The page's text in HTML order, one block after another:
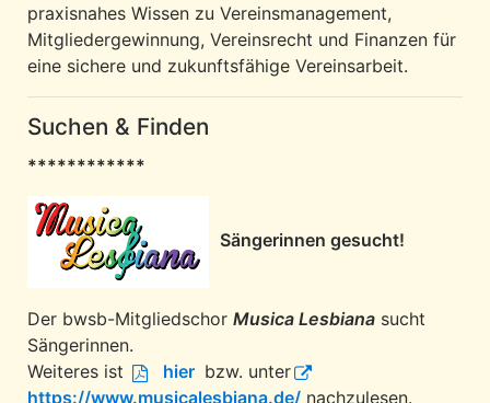
praxisnahes Wissen zu Vereinsmanagement,
Mitgliedergewinnung, Vereinsrecht und Finanzen für
eine sichere und zukunftsfähige Vereinsarbeit.
Suchen & Finden
************
Sängerinnen gesucht!
Der bwsb-Mitgliedschor Musica Lesbiana sucht
Sängerinnen.
Weiteres ist
hier bzw. unter
https://www.musicalesbiana.de/ nachzulesen.